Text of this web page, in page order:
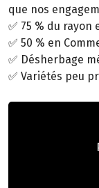
que nos
✅ 75 % du rayon
✅ 50 % en
✅ Désherbage
✅ Variétés peu